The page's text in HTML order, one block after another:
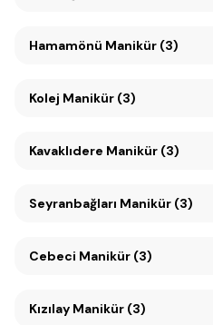
Hamamönü Manikür (3)
Kolej Manikür (3)
Kavaklıdere Manikür (3)
Seyranbağları Manikür (3)
Cebeci Manikür (3)
Kızılay Manikür (3)